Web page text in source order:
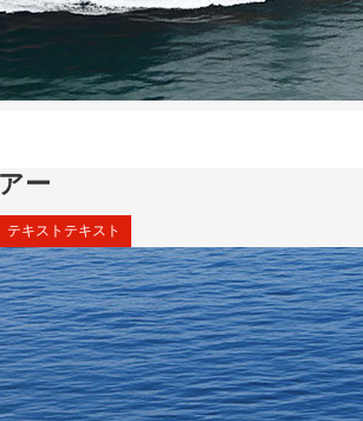
ー
テキストテキスト